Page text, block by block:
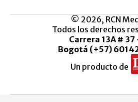
© 2026, RCN
Todos los derechos
Carrera 13A # 37
Bogotá (+57)
Un producto de